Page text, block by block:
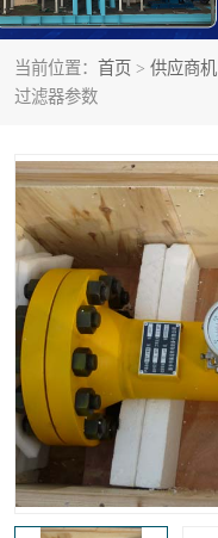
当前位置： 首页 > 供应商机
过滤器参数
天然气过滤器
甲醇过滤器
硝酸尾气分离器
高炉煤气过滤器
化工盐酸气聚结器